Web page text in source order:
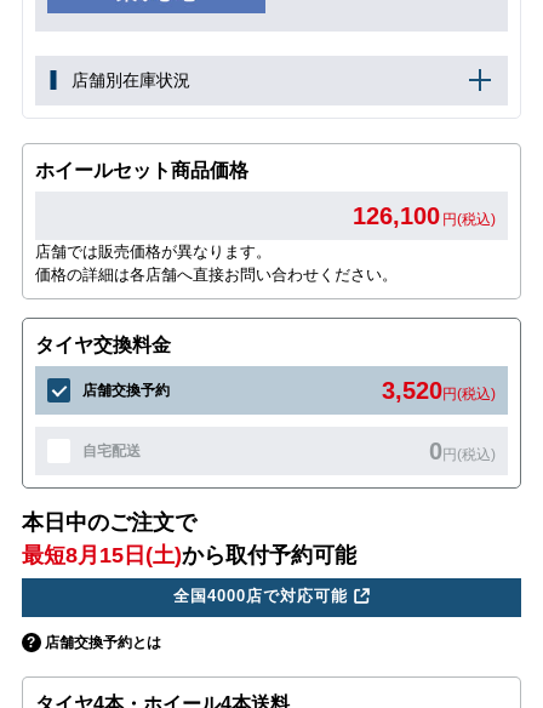
店舗別在庫状況
ホイールセット商品価格
126,100 円(税込)
店舗では販売価格が異なります。
価格の詳細は各店舗へ直接お問い合わせください。
タイヤ交換料金
店舗交換予約 3,520円(税込)
自宅配送 0円(税込)
本日中のご注文で
最短8月15日(土)から取付予約可能
全国4000店で対応可能
店舗交換予約とは
タイヤ4本・ホイール4本送料